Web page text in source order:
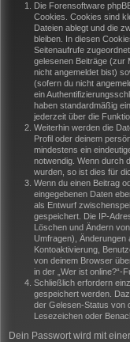
Die Forensoftware
Cookies. Cookies sind
Dateien ablegt und die
bleiben. In diesen
Seitenaufrufe
gelesenen Beiträge (zur
nicht angemeldet bist)
(sofern du nicht
ein
haben standardmäßig
jederzeit über die
Weiterhin werden die
Profil oder deinem
mindestens ein
notwendig. Wenn durch
wurden, so ist dies für
Wenn du einen Beitrag
eingegebenen Daten
als Entwurf
gespeichert. Die IP-
Löschen und Ändern
Umfragen), Änderungen
Kontoaktivierung,
von deinem Browser
in der „Wer ist online?“-
Schließlich erfordern
gespeichert werden.
der Gelesen-Status von
Lesezeichen oder
Dein Passwort wird mit